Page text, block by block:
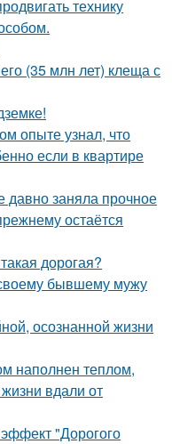
технику
(35 млн лет) клеща с
опыте узнал, что
если в квартире
давно заняла прочное
остаётся
дорогая?
бывшему мужу
осознанной жизни
наполнен теплом,
вдали от
"Дорогого